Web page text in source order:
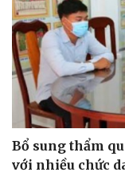
Bổ sung thẩm
với nhiều chức